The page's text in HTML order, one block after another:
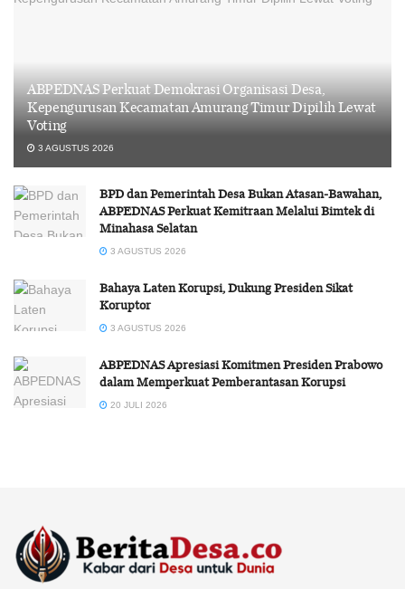
ABPEDNAS Perkuat Demokrasi Organisasi Desa,
Kepengurusan Kecamatan Amurang Timur Dipilih Lewat
Voting
3 AGUSTUS 2026
BPD dan Pemerintah Desa Bukan Atasan-Bawahan,
ABPEDNAS Perkuat Kemitraan Melalui Bimtek di
Minahasa Selatan
3 AGUSTUS 2026
Bahaya Laten Korupsi, Dukung Presiden Sikat
Koruptor
3 AGUSTUS 2026
ABPEDNAS Apresiasi Komitmen Presiden Prabowo
dalam Memperkuat Pemberantasan Korupsi
20 JULI 2026